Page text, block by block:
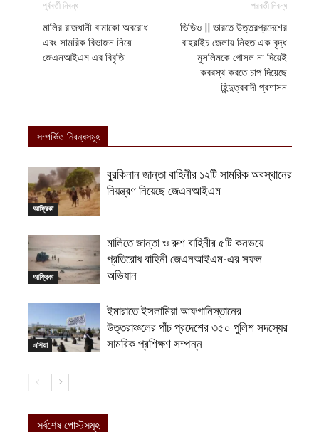
পূর্ববর্তী নিবন্ধ
মালির রাজধানী বামাকো অবরোধ
এবং সামরিক বিভাজন নিয়ে
জেএনআইএম এর বিবৃতি
পরবর্তী নিবন্ধ
ভিডিও || ভারতে উত্তরপ্রদেশের
বাহরাইচ জেলায় নিহত এক বৃদ্ধ
মুসলিমকে গোসল না দিয়েই
কবরস্থ করতে চাপ দিয়েছে
হিন্দুত্ববাদী প্রশাসন
সম্পর্কিত নিবন্ধসমূহ
আফ্রিকা
বুরকিনান জান্তা বাহিনীর ১২টি সামরিক অবস্থানের
নিয়ন্ত্রণ নিয়েছে জেএনআইএম
আফ্রিকা
মালিতে জান্তা ও রুশ বাহিনীর ৫টি কনভয়ে
প্রতিরোধ বাহিনী জেএনআইএম-এর সফল
অভিযান
এশিয়া
ইমারাতে ইসলামিয়া আফগানিস্তানের
উত্তরাঞ্চলের পাঁচ প্রদেশের ৩৫০ পুলিশ সদস্যের
সামরিক প্রশিক্ষণ সম্পন্ন
সর্বশেষ পোস্টসমূহ